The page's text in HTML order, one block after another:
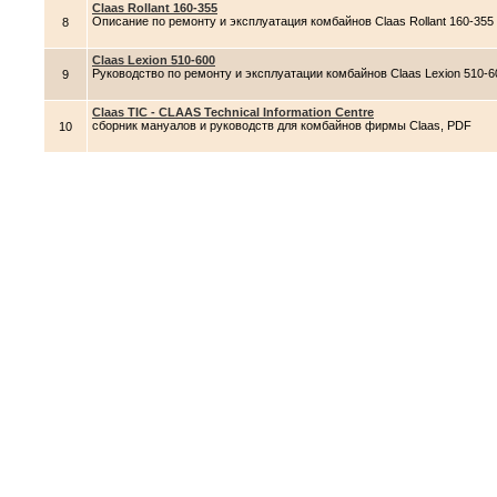
8
Claas Rollant 160-355
Описание по ремонту и эксплуатация комбайнов Claas Rollant 160-355
9
Claas Lexion 510-600
Руководство по ремонту и эксплуатации комбайнов Claas Lexion 510-
10
Claas TIC - CLAAS Technical Information Centre
сборник мануалов и руководств для комбайнов фирмы Claas, PDF